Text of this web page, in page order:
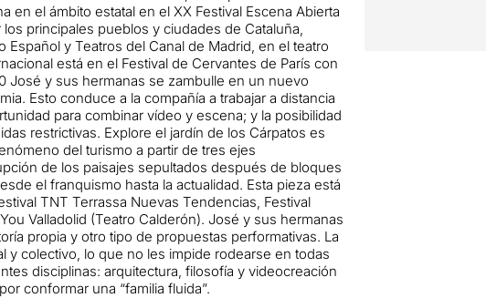
en el ámbito estatal en el XX Festival Escena Abierta
principales pueblos y ciudades de Cataluña,
y Teatros del Canal de Madrid, en el teatro
está en el Festival de Cervantes de París con
José y sus hermanas se zambulle en un nuevo
Esto conduce a la compañía a trabajar a distancia
para combinar vídeo y escena; y la posibilidad
restrictivas. Explore el jardín de los Cárpatos es
del turismo a partir de tres ejes
de los paisajes sepultados después de bloques
el franquismo hasta la actualidad. Esta pieza está
TNT Terrassa Nuevas Tendencias, Festival
Valladolid (Teatro Calderón). José y sus hermanas
propia y otro tipo de propuestas performativas. La
y colectivo, lo que no les impide rodearse en todas
disciplinas: arquitectura, filosofía y videocreación
conformar una “familia fluida”.